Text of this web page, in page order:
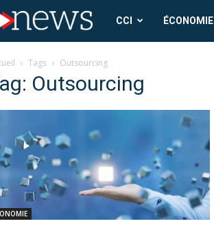
CCI
News
CCI ÉCONOMIE
Tags Outsourcing
Outsourcing